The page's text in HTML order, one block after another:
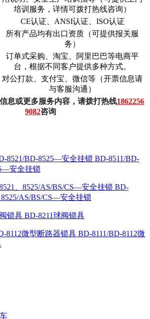
培训服务，详情可拨打热线咨询）
CE认证、ANSI认证、ISO认证
所有产品均有出口资质（可提供报关服
务）
订单式采购、淘宝、阿里巴巴等电商平
台，根据不同客户提供多种方式。
对公打款、支付宝、微信等（开票信息请
与客服沟通）
息或更多服务内容，请拨打热线1862256
9082咨询
BD-8511/BD-
安全挂锁
BD-
8525/AS/BS/CS—安全挂锁
BD-8211球阀锁具
BD-8111/BD-8112微